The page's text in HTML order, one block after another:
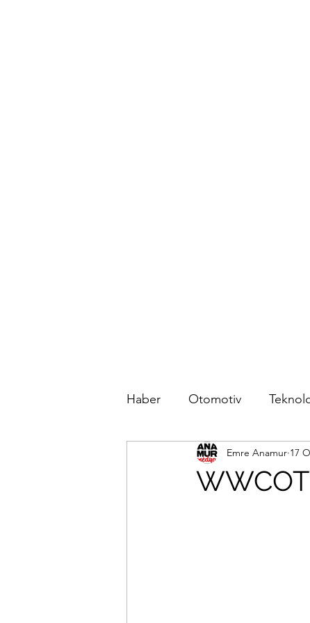
Haber Otomotiv
Emre Anamur 17